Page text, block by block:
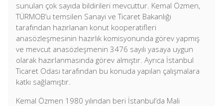
sunulan çok sayıda bildirileri mevcuttur. Kemal Özmen,
TÜRMOB’u temsilen Sanayi ve Ticaret Bakanlığı
tarafından hazırlanan konut kooperatifleri
anasözleşmesinin hazırlık komisyonunda görev yapmış
ve mevcut anasözleşmenin 3476 sayılı yasaya uygun
olarak hazırlanmasında görev almıştır. Ayrıca İstanbul
Ticaret Odası tarafından bu konuda yapılan çalışmalara
katkı sağlamıştır.
Kemal Özmen 1980 yılından beri İstanbul’da Mali